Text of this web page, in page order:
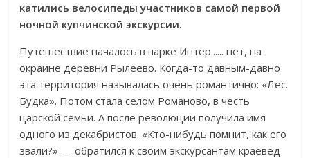
катились велосипеды участников самой первой
ночной купчинской экскурсии.
Путешествие началось в парке Интер...... нет, на
окраине деревни Рылеево. Когда-то давным-давно
эта территория называлась очень романтично: «Лес.
Будка». Потом стала селом Романово, в честь
царской семьи. А после революции получила имя
одного из декабристов. «Кто-нибудь помнит, как его
звали?» — обратился к своим экскурсантам краевед